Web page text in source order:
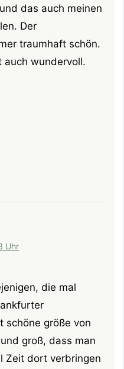
das auch meinen
Der
traumhaft schön.
auch wundervoll.
Uhr
die mal
schöne größe von
groß, dass man
Zeit dort verbringen